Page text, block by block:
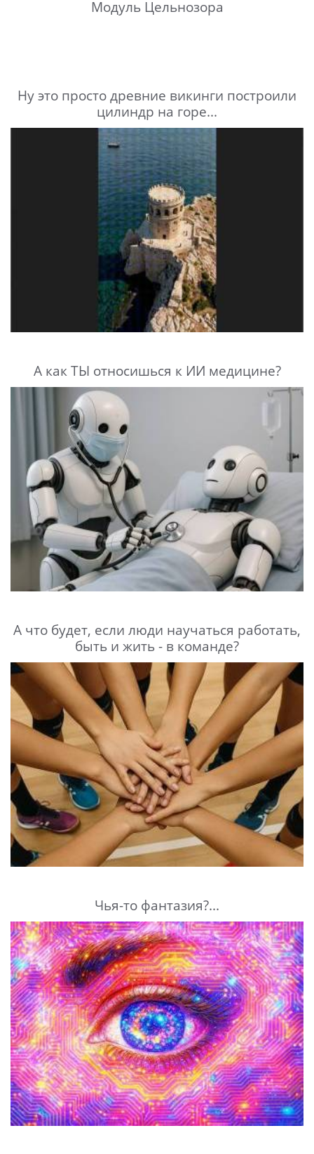
Модуль Цельнозора
Ну это просто древние викинги построили
цилиндр на горе...
А как ТЫ относишься к ИИ медицине?
А что будет, если люди научаться работать,
быть и жить - в команде?
Чья-то фантазия?...